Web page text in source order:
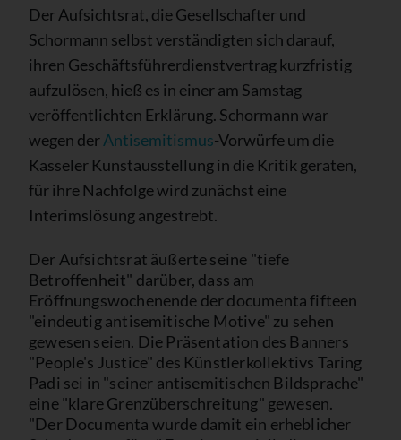
Der Aufsichtsrat, die Gesellschafter und
Schormann selbst verständigten sich darauf,
ihren Geschäftsführerdienstvertrag kurzfristig
aufzulösen, hieß es in einer am Samstag
veröffentlichten Erklärung. Schormann war
wegen derAntisemitismus-Vorwürfe um die
Kasseler Kunstausstellung in die Kritik geraten,
für ihre Nachfolge wird zunächst eine
Interimslösung angestrebt.
Der Aufsichtsrat äußerte seine "tiefe
Betroffenheit" darüber, dass am
Eröffnungswochenende der documenta fifteen
"eindeutig antisemitische Motive" zu sehen
gewesen seien. Die Präsentation des Banners
"People's Justice" des Künstlerkollektivs Taring
Padi sei in "seiner antisemitischen Bildsprache"
eine "klare Grenzüberschreitung" gewesen.
"Der Documenta wurde damit ein erheblicher